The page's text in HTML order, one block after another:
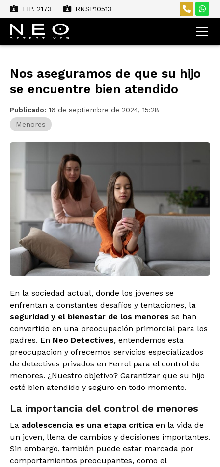
TIP. 2173 RNSP10513
Nos aseguramos de que su hijo
se encuentre bien atendido
Publicado: 16 de septiembre de 2024, 15:28
Menores
En la sociedad actual, donde los jóvenes se
enfrentan a constantes desafíos y tentaciones, la
seguridad y el bienestar de los menores se han
convertido en una preocupación primordial para los
padres. En Neo Detectives, entendemos esta
preocupación y ofrecemos servicios especializados
de detectives privados en Ferrolpara el control de
menores. ¿Nuestro objetivo? Garantizar que su hijo
esté bien atendido y seguro en todo momento.
La importancia del control de menores
La adolescencia es una etapa crítica en la vida de
un joven, llena de cambios y decisiones importantes.
Sin embargo, también puede estar marcada por
comportamientos preocupantes, como el